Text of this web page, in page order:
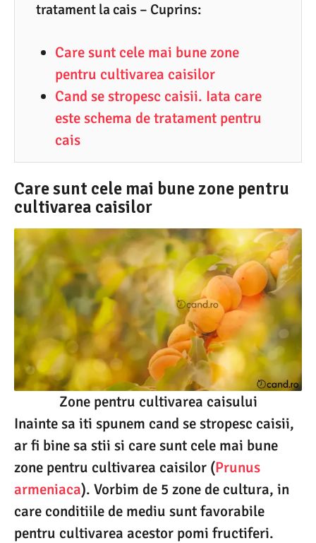
tratament la cais – Cuprins:
Care sunt cele mai bune zone
pentru cultivarea caisilor
Cand se stropesc caisii. Iata care
este schema de tratament pentru
cais
Care sunt cele mai bune zone pentru
cultivarea caisilor
Zone pentru cultivarea caisului
Inainte sa iti spunem cand se stropesc caisii,
ar fi bine sa stii si care sunt cele mai bune
zone pentru cultivarea caisilor (Prunus
armeniaca). Vorbim de 5 zone de cultura, in
care conditiile de mediu sunt favorabile
pentru cultivarea acestor pomi fructiferi.